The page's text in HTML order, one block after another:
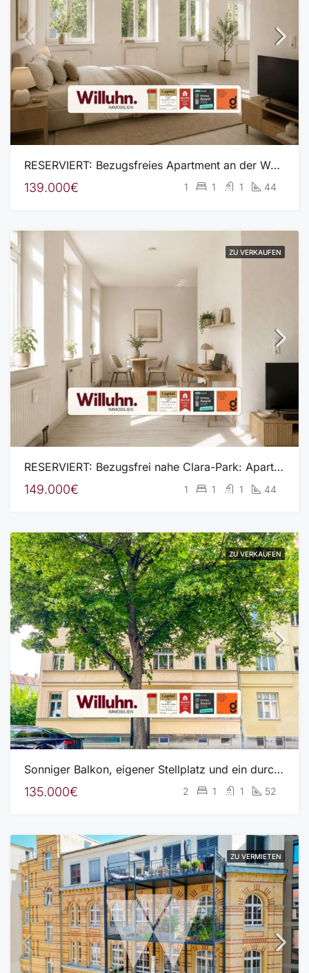
RESERVIERT: Bezugsfreies Apartment an der Weißen-Elster | EBK | Aufzug | idyllisches Wohnumfeld
139.000€ 1 1 1 44
ZU VERKAUFEN
RESERVIERT: Bezugsfrei nahe Clara-Park: Apartment mit EBK und Aufzug in ruhiger, grüner Lage
149.000€ 1 1 1 44
ZU VERKAUFEN
Sonniger Balkon, eigener Stellplatz und ein durchdachter Grundriss
135.000€ 2 1 1 52
ZU VERMIETEN